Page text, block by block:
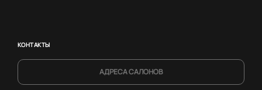
КОНТАКТЫ
АДРЕСА САЛОНОВ